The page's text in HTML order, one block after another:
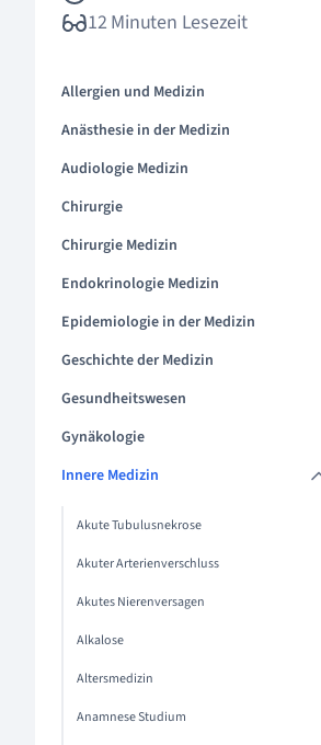
12 Minuten Lesezeit
Allergien und Medizin
Anästhesie in der Medizin
Audiologie Medizin
Chirurgie
Chirurgie Medizin
Endokrinologie Medizin
Epidemiologie in der Medizin
Geschichte der Medizin
Gesundheitswesen
Gynäkologie
Innere Medizin
Akute Tubulusnekrose
Akuter Arterienverschluss
Akutes Nierenversagen
Alkalose
Altersmedizin
Anamnese Studium